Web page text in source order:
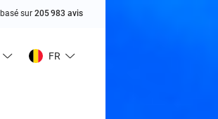
basé sur 205 983 avis
FR